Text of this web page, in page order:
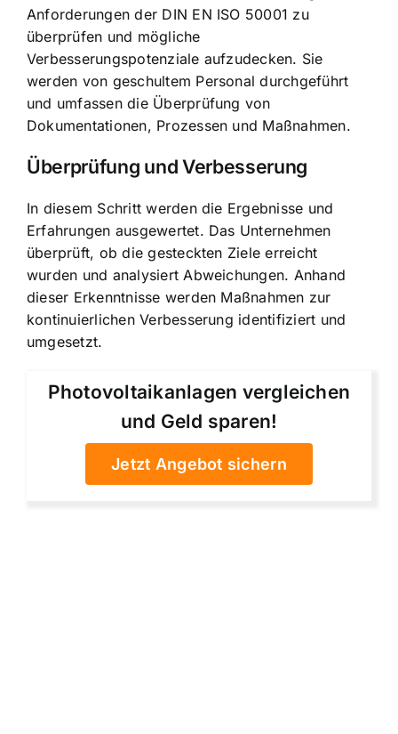
Anforderungen der DIN EN ISO 50001 zu
überprüfen und mögliche
Verbesserungspotenziale aufzudecken. Sie
werden von geschultem Personal durchgeführt
und umfassen die Überprüfung von
Dokumentationen, Prozessen und Maßnahmen.
Überprüfung und Verbesserung
In diesem Schritt werden die Ergebnisse und
Erfahrungen ausgewertet. Das Unternehmen
überprüft, ob die gesteckten Ziele erreicht
wurden und analysiert Abweichungen. Anhand
dieser Erkenntnisse werden Maßnahmen zur
kontinuierlichen Verbesserung identifiziert und
umgesetzt.
Photovoltaikanlagen vergleichen
und Geld sparen!
Jetzt Angebot sichern